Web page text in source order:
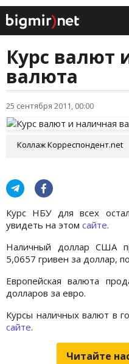
Курс валют
валюта
25 сентября 2011, 00:00
Коллаж Корреспондент.net
Курс НБУ для всех
увидеть на этом сайте.
Наличный доллар США
5,0657 гривен за доллар,
Европейская валюта
долларов за евро.
Курсы наличных валют в
сайте.
Читайте